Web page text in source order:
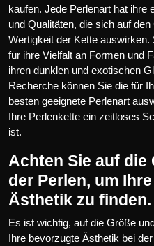
kaufen. Jede Perlenart hat ihre
und Qualitäten, die sich auf
Wertigkeit der Kette
für ihre Vielfalt an Formen und
ihren dunklen und exotischen
Recherche können Sie die für
besten geeignete Perlenart
Ihre Perlenkette ein zeitloses
ist.
Achten Sie auf die
der Perlen, um
Ästhetik zu finden.
Es ist wichtig, auf die Größe
Ihre bevorzugte Ästhetik bei